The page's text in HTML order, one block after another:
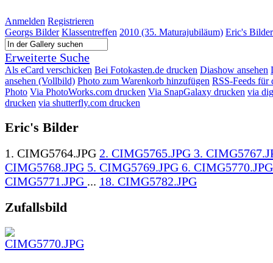
Anmelden Registrieren
Georgs Bilder Klassentreffen 2010 (35. Maturajubiläum) Eric's Bilder
Erweiterte Suche
Als eCard verschicken Bei Fotokasten.de drucken Diashow ansehen
ansehen (Vollbild) Photo zum Warenkorb hinzufügen RSS-Feeds für
Photo Via PhotoWorks.com drucken Via SnapGalaxy drucken via
drucken via shutterfly.com drucken
Eric's Bilder
1. CIMG5764.JPG 2. CIMG5765.JPG 3.
CIMG5768.JPG 5. CIMG5769.JPG 6.
CIMG5771.JPG ... 18. CIMG5782.JPG
Zufallsbild